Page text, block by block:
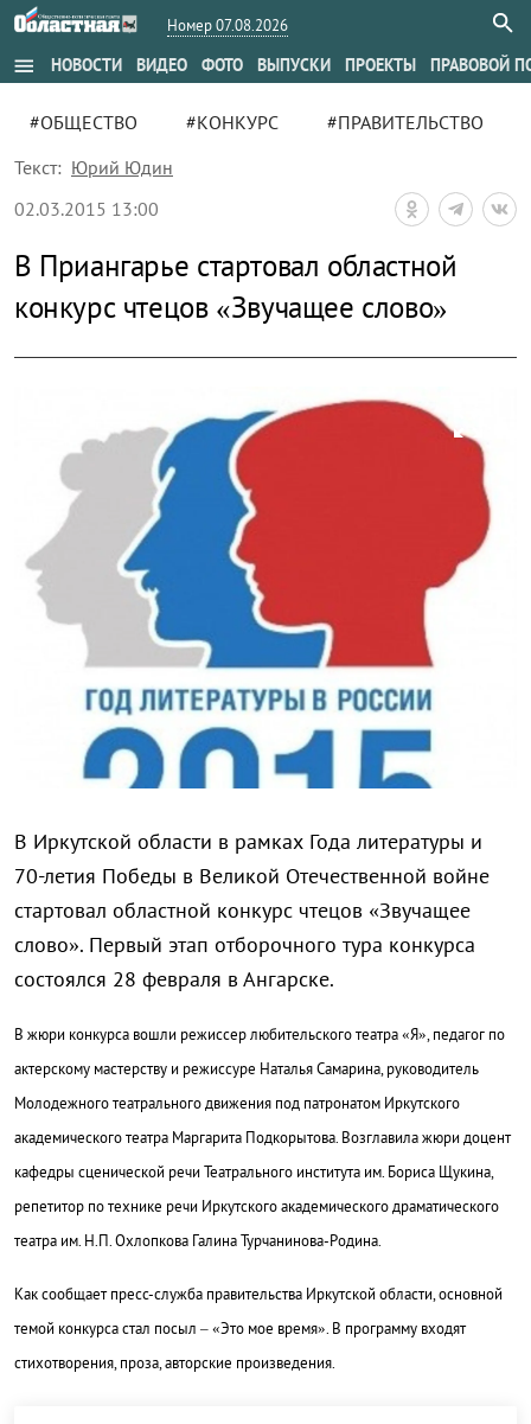
Номер 07.08.2026
menu НОВОСТИ ВИДЕО ФОТО ВЫПУСКИ ПРОЕКТЫ ПРАВОВОЙ
#ОБЩЕСТВО #КОНКУРС
#ПРАВИТЕЛЬСТВО
Текст: Юрий Юдин
02.03.2015 13:00
В Приангарье стартовал областной
конкурс чтецов «Звучащее слово»
zoom_out_map
В Иркутской области в рамках Года литературы и
70-летия Победы в Великой Отечественной войне
стартовал областной конкурс чтецов «Звучащее
слово». Первый этап отборочного тура конкурса
состоялся 28 февраля в Ангарске.
В жюри конкурса вошли режиссер любительского театра «Я», педагог по
актерскому мастерству и режиссуре Наталья Самарина, руководитель
Молодежного театрального движения под патронатом Иркутского
академического театра Маргарита Подкорытова. Возглавила жюри доцент
кафедры сценической речи Театрального института им. Бориса Щукина,
репетитор по технике речи Иркутского академического драматического
театра им. Н.П. Охлопкова Галина Турчанинова-Родина.
Как сообщает пресс-служба правительства Иркутской области, основной
темой конкурса стал посыл –«Это мое время». В программу входят
стихотворения, проза, авторские произведения.